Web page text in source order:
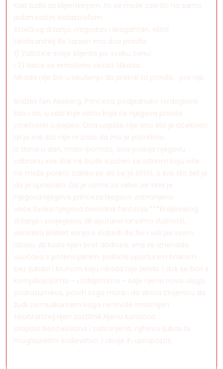
Kad žudiš za klijentkinjom, to se može završiti na samo
jedan način: katastrofom.
Stoičkog držanja, mrgodan i arogantan, elitni
telohranitelj Ris Larsen ima dva pravila:
1) Zaštitiće svoje klijente po svaku cenu;
i 2) Neće se emotivno vezati. Nikada.
Nikada nije bio u iskušenju da prekrši ta pravila... pre nje.
Bridžet fon Ašeberg. Princeza, podjednako tvrdoglava
kao i on, u sebi krije vatru koja će njegova pravila
ptretvoriti u pepeo. Ona uopšte nije ono što je očekivao,
ali je sve što nije ni znao da mu je potrebno.
Iz dana u dan, malo-pomalo, ona probija njegovu
odbranu sve dok ne bude suočen sa istinom koju više
ne može poreći: zakleo se da će je štititi, a sve što želi je
da je upropasti. Da je uzme za sebe.Jer ona je
njegova.Njegova princeza.Njegovo zabranjeno
voće.Svaka njegova bestidna fantazija.***Kraljevskog
držanja i svojeglava, ali sputana lancima dužnosti,
princeza Bridžet sanja o slobodi da živi i voli po svom
izboru. Ali kada njen brat abdicira, ona se iznenada
suočava s potencijalnim, politički oportunim brakom
bez ljubavi i krunom koju nikada nije želela. I dok se bori s
komplikacijama – i izdajstvima – koje njena nova uloga
podrazumeva, povrh toga mora i da skriva činjenicu da
žudi za muškarcem koga ne može imati.Njen
telohranitelj.Njen zaštitnik.Njena konačna
propast.Neočekivana i zabranjena, njihova ljubav bi
moglauništiti kraljevstvo. I oboje ih upropastiti.